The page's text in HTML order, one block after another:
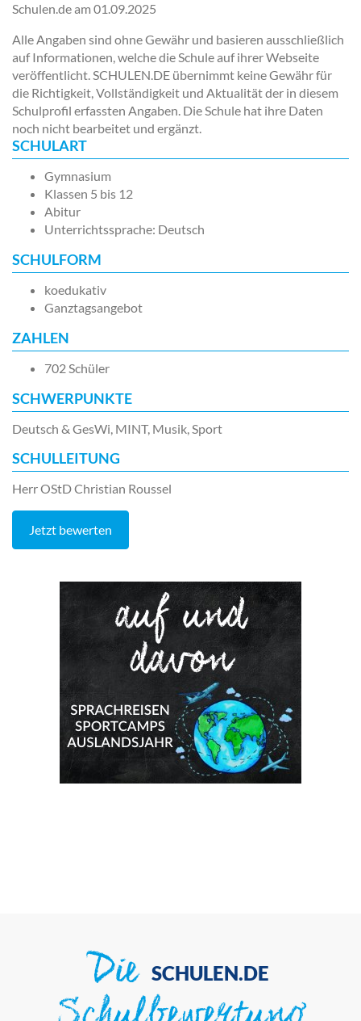
Schulen.de am 01.09.2025
Alle Angaben sind ohne Gewähr und basieren ausschließlich
auf Informationen, welche die Schule auf ihrer Webseite
veröffentlicht. SCHULEN.DE übernimmt keine Gewähr für
die Richtigkeit, Vollständigkeit und Aktualität der in diesem
Schulprofil erfassten Angaben. Die Schule hat ihre Daten
noch nicht bearbeitet und ergänzt.
SCHULART
Gymnasium
Klassen 5 bis 12
Abitur
Unterrichtssprache: Deutsch
SCHULFORM
koedukativ
Ganztagsangebot
ZAHLEN
702 Schüler
SCHWERPUNKTE
Deutsch & GesWi, MINT, Musik, Sport
SCHULLEITUNG
Herr OStD Christian Roussel
Jetzt bewerten
Die SCHULEN.DE